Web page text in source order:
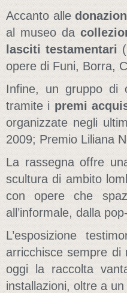
Accanto alle
al museo da
lasciti testamentari
opere di Funi, Borra,
Infine, un gruppo di
tramite i premi
organizzate negli
2009; Premio Liliana
La rassegna offre
scultura di ambito
con opere che
all’informale, dalla
L’esposizione
arricchisce sempre di
oggi la raccolta
installazioni, oltre a